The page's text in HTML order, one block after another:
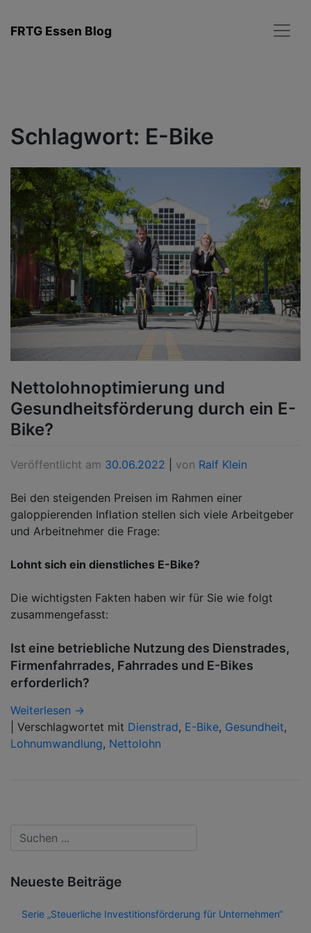
Inhalt
FRTG Essen Blog
Schlagwort: E-Bike
Nettolohnoptimierung und
Gesundheitsförderung durch ein E-
Bike?
Veröffentlicht am 30.06.2022 von Ralf Klein
Bei den steigenden Preisen im Rahmen einer
galoppierenden Inflation stellen sich viele Arbeitgeber
und Arbeitnehmer die Frage:
Lohnt sich ein dienstliches E-Bike?
Die wichtigsten Fakten haben wir für Sie wie folgt
zusammengefasst:
Ist eine betriebliche Nutzung des Dienstrades,
Firmenfahrrades, Fahrrades und E-Bikes
erforderlich?
Weiterlesen →
Verschlagwortet mit Dienstrad, E-Bike, Gesundheit,
Lohnumwandlung, Nettolohn
Neueste Beiträge
Serie „Steuerliche Investitionsförderung für Unternehmen“